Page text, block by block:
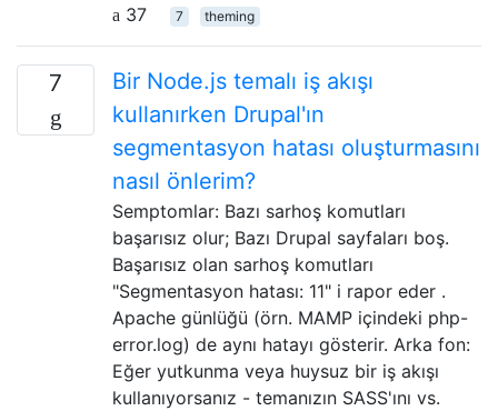
37
7 theming
7
Bir Node.js temalı iş akışı
kullanırken Drupal'ın
segmentasyon hatası oluşturmasını
nasıl önlerim?
Semptomlar: Bazı sarhoş komutları
başarısız olur; Bazı Drupal sayfaları boş.
Başarısız olan sarhoş komutları
"Segmentasyon hatası: 11" i rapor eder .
Apache günlüğü (örn. MAMP içindeki php-
error.log) de aynı hatayı gösterir. Arka fon:
Eğer yutkunma veya huysuz bir iş akışı
kullanıyorsanız - temanızın SASS'ını vs.